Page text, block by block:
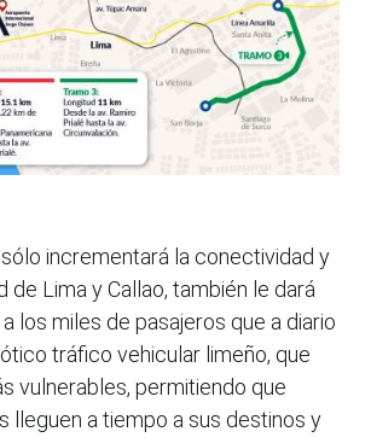
incrementará la conectividad y
de Lima y Callao, también le dará
los miles de pasajeros que a diario
tráfico vehicular limeño, que
vulnerables, permitiendo que
lleguen a tiempo a sus destinos y